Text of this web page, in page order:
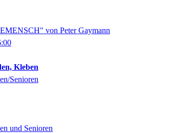
von Peter Gaymann
Kleben
Senioren
und Senioren